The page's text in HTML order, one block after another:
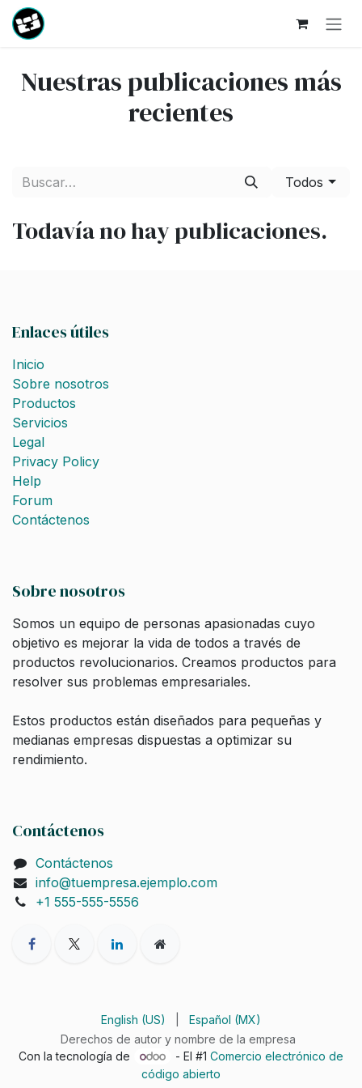
Ir al contenido
Nuestras publicaciones más
recientes
Todos
Todavía no hay publicaciones.
Enlaces útiles
Inicio
Sobre nosotros
Productos
Servicios
Legal
Privacy Policy
Help
Forum
Contáctenos
Sobre nosotros
Somos un equipo de personas apasionadas cuyo
objetivo es mejorar la vida de todos a través de
productos revolucionarios. Creamos productos para
resolver sus problemas empresariales.
Estos productos están diseñados para pequeñas y
medianas empresas dispuestas a optimizar su
rendimiento.
Contáctenos
Contáctenos
info@tuempresa.ejemplo.com
+1 555-555-5556
Derechos de autor y nombre de la empresa
English (US) Español (MX)
Con la tecnología de - El #1Comercio electrónico de
código abierto